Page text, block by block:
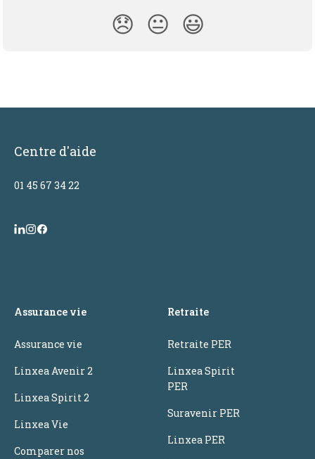
😞 😐 😃
Centre d'aide
01 45 67 34 22
Assurance vie
Assurance vie
Linxea Avenir 2
Linxea Spirit 2
Linxea Vie
Comparer nos
Retraite
Retraite PER
Linxea Spirit
PER
Suravenir PER
Linxea PER